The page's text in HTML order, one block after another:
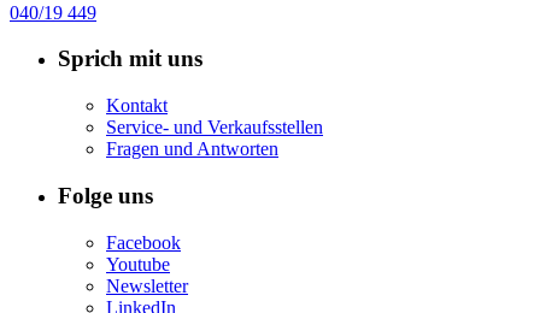
040/19 449
Sprich mit uns
Kontakt
Service- und Verkaufsstellen
Fragen und Antworten
Folge uns
Facebook
Youtube
Newsletter
LinkedIn